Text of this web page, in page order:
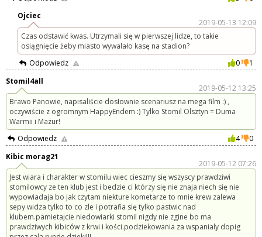
Ojciec
2019-05-13 12:09
Czas odstawić kwas. Utrzymali się w pierwszej lidze, to takie
osiągnięcie żeby miasto wywalało kasę na stadion?
Odpowiedz
0
1
Stomil4all
2019-05-12 13:25
Brawo Panowie, napisaliście dosłownie scenariusz na mega film :) ,
oczywiście z ogromnym HappyEndem :) Tylko Stomil Olsztyn = Duma
Warmii i Mazur!
Odpowiedz
4
0
Kibic morag21
2019-05-12 07:26
Jest wiara i charakter w stomilu wiec cieszmy się wszyscy prawdziwi
stomilowcy ze ten klub jest i bedzie ci którzy się nie znaja niech się nie
wypowiadaja bo jak czytam niekture kometarze to mnie krew zalewa
sepy widza tylko to co zle i potrafia się tylko pastwic nad
klubem.pamietajcie niedowiarki stomil nigdy nie zgine bo ma
prawdziwych kibiców z krwi i kości.podziekowania za wspanialy dopig